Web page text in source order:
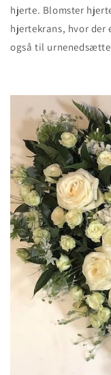
hjerte. Blomster
hjertekrans, hvor der
også til